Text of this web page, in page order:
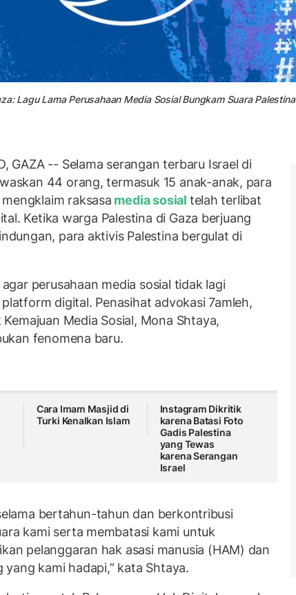
Lagu Lama Perusahaan Media Sosial Bungkam Suara Palestina
GAZA -- Selama serangan terbaru Israel di
44 orang, termasuk 15 anak-anak, para
mengklaim raksasa media sosial telah terlibat
Ketika warga Palestina di Gaza berjuang
para aktivis Palestina bergulat di
perusahaan media sosial tidak lagi
digital. Penasihat advokasi 7amleh,
Media Sosial, Mona Shtaya,
fenomena baru.
Cara Imam Masjid di
Turki Kenalkan Islam
Instagram Dikritik
karena Batasi Foto
Gadis Palestina
yang Tewas
karena Serangan
Israel
bertahun-tahun dan berkontribusi
kami serta membatasi kami untuk
pelanggaran hak asasi manusia (HAM) dan
yang kami hadapi,” kata Shtaya.